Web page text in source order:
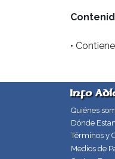
•
Info
Quiénes
Dónde
Términos y
Medios de